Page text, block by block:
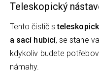
Teleskopický
Tento čistič s
a sací hubicí, se stane
kdykoliv budete
námahy.